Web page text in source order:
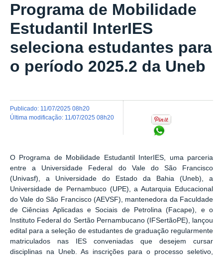
Programa de Mobilidade
Estudantil InterIES
seleciona estudantes para
o período 2025.2 da Uneb
publicado: 11/07/2025 08h20
última modificação: 11/07/2025 08h20
O Programa de Mobilidade Estudantil InterIES, uma parceria
entre a Universidade Federal do Vale do São Francisco
(Univasf), a Universidade do Estado da Bahia (Uneb), a
Universidade de Pernambuco (UPE), a Autarquia Educacional
do Vale do São Francisco (AEVSF), mantenedora da Faculdade
de Ciências Aplicadas e Sociais de Petrolina (Facape), e o
Instituto Federal do Sertão Pernambucano (IFSertãoPE), lançou
edital para a seleção de estudantes de graduação regularmente
matriculados nas IES conveniadas que desejem cursar
disciplinas na Uneb. As inscrições para o processo seletivo,